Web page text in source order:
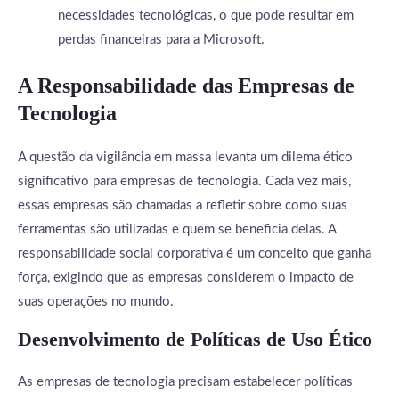
necessidades tecnológicas, o que pode resultar em
perdas financeiras para a Microsoft.
A Responsabilidade das Empresas de
Tecnologia
A questão da vigilância em massa levanta um dilema ético
significativo para empresas de tecnologia. Cada vez mais,
essas empresas são chamadas a refletir sobre como suas
ferramentas são utilizadas e quem se beneficia delas. A
responsabilidade social corporativa é um conceito que ganha
força, exigindo que as empresas considerem o impacto de
suas operações no mundo.
Desenvolvimento de Políticas de Uso Ético
As empresas de tecnologia precisam estabelecer políticas